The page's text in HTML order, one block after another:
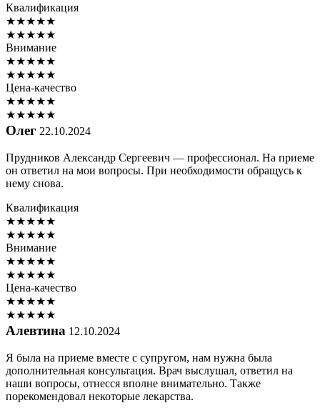
Квалификация
★★★★★
★★★★★
Внимание
★★★★★
★★★★★
Цена-качество
★★★★★
★★★★★
Олег 22.10.2024
Прудников Александр Сергеевич — профессионал. На приеме
он ответил на мои вопросы. При необходимости обращусь к
нему снова.
Квалификация
★★★★★
★★★★★
Внимание
★★★★★
★★★★★
Цена-качество
★★★★★
★★★★★
Алевтина 12.10.2024
Я была на приеме вместе с супругом, нам нужна была
дополнительная консультация. Врач выслушал, ответил на
наши вопросы, отнесся вполне внимательно. Также
порекомендовал некоторые лекарства.